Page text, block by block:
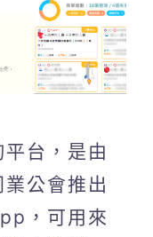
台，是由
公會推出
，可用來